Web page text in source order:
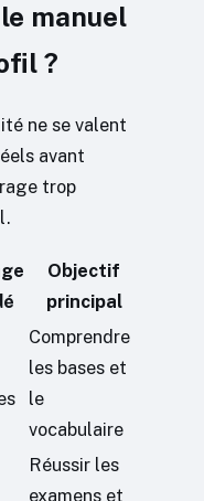
manuel
?
ne se valent
avant
trop
Objectif
principal
Comprendre
les bases et
le
vocabulaire
Réussir les
examens et